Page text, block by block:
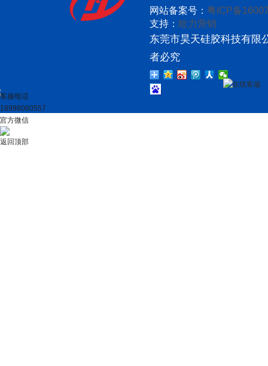
网站备案号： 粤ICP备
支持： 给力营销
东莞市昊天硅胶科技有限
者必究
在线客服
客服电话
18998060557
官方微信
返回顶部